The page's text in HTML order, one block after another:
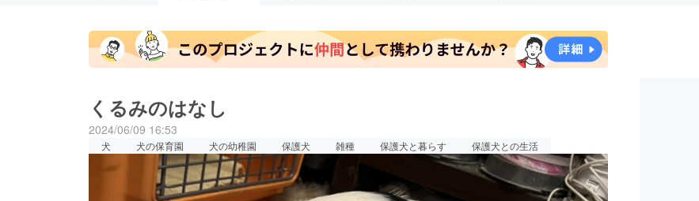
くるみのはなし
2024/06/09 16:53
犬 犬の保育園 犬の幼稚園 保護犬 雑種 保護犬と暮らす 保護犬との生活